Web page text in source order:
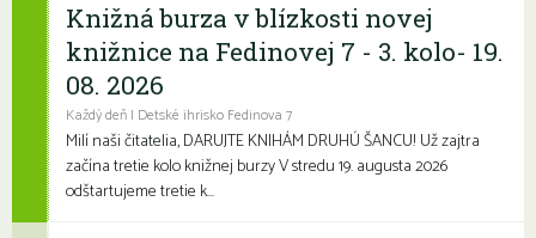
Knižná burza v blízkosti novej
knižnice na Fedinovej 7 - 3. kolo- 19.
08. 2026
Každý deň | Detské ihrisko Fedinova 7
Milí naši čitatelia, DARUJTE KNIHÁM DRUHÚ ŠANCU! Už zajtra
začína tretie kolo knižnej burzy V stredu 19. augusta 2026
odštartujeme tretie k...